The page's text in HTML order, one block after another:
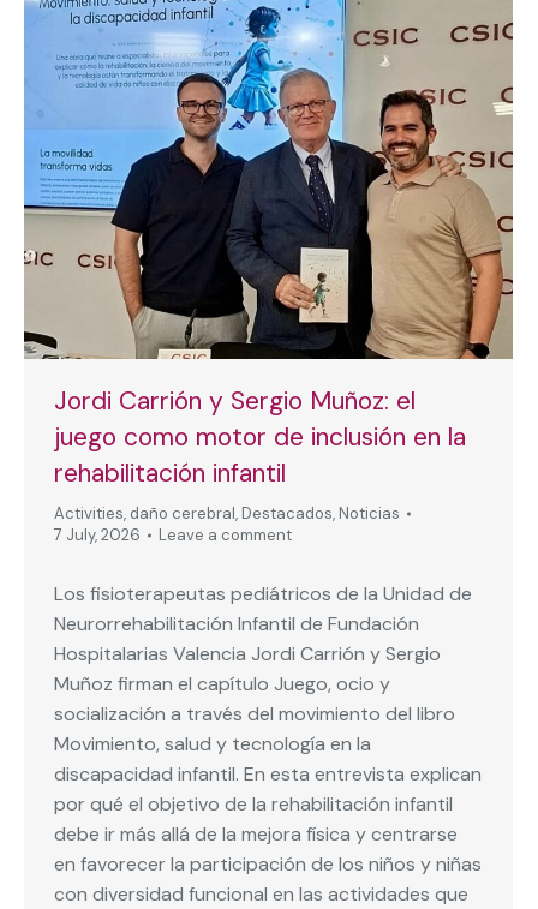
Jordi Carrión y Sergio Muñoz: el
juego como motor de inclusión en la
rehabilitación infantil
Activities, daño cerebral, Destacados, Noticias
7 July, 2026
Leave a comment
Los fisioterapeutas pediátricos de la Unidad de
Neurorrehabilitación Infantil de Fundación
Hospitalarias Valencia Jordi Carrión y Sergio
Muñoz firman el capítulo Juego, ocio y
socialización a través del movimiento del libro
Movimiento, salud y tecnología en la
discapacidad infantil. En esta entrevista explican
por qué el objetivo de la rehabilitación infantil
debe ir más allá de la mejora física y centrarse
en favorecer la participación de los niños y niñas
con diversidad funcional en las actividades que